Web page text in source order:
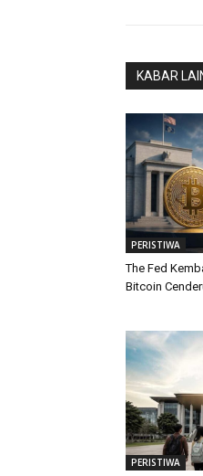
KABAR
PERISTIWA
The Fed
Bitcoin
PERISTIWA